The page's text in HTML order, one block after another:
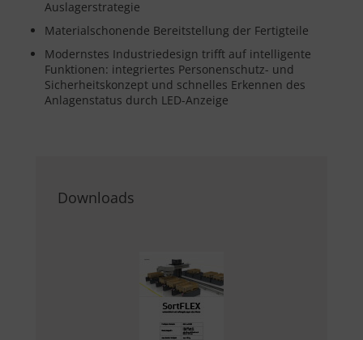
Auslagerstrategie
Materialschonende Bereitstellung der Fertigteile
Modernstes Industriedesign trifft auf intelligente
Funktionen: integriertes Personenschutz- und
Sicherheitskonzept und schnelles Erkennen des
Anlagenstatus durch LED-Anzeige
Downloads